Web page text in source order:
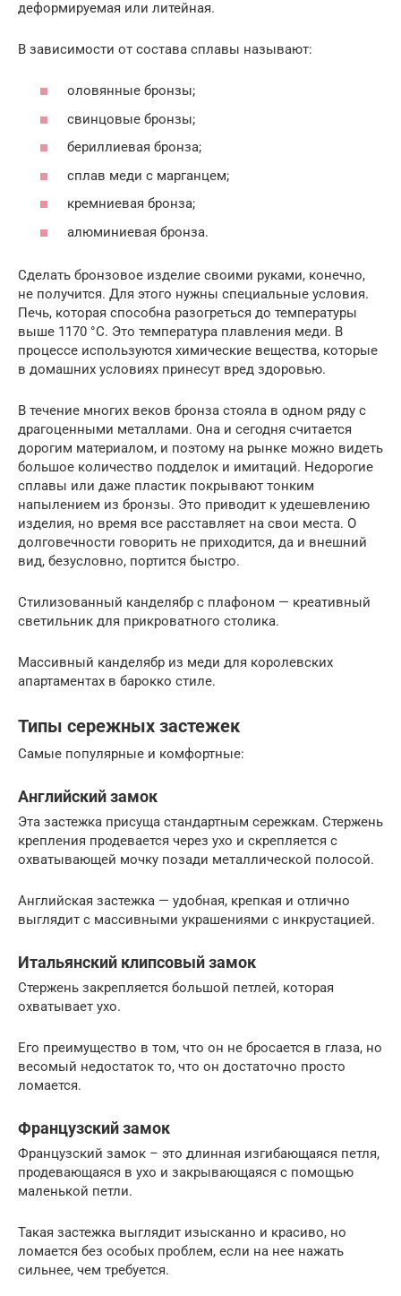
деформируемая или литейная.
В зависимости от состава сплавы называют:
оловянные бронзы;
свинцовые бронзы;
бериллиевая бронза;
сплав меди с марганцем;
кремниевая бронза;
алюминиевая бронза.
Сделать бронзовое изделие своими руками, конечно,
не получится. Для этого нужны специальные условия.
Печь, которая способна разогреться до температуры
выше 1170 °C. Это температура плавления меди. В
процессе используются химические вещества, которые
в домашних условиях принесут вред здоровью.
В течение многих веков бронза стояла в одном ряду с
драгоценными металлами. Она и сегодня считается
дорогим материалом, и поэтому на рынке можно видеть
большое количество подделок и имитаций. Недорогие
сплавы или даже пластик покрывают тонким
напылением из бронзы. Это приводит к удешевлению
изделия, но время все расставляет на свои места. О
долговечности говорить не приходится, да и внешний
вид, безусловно, портится быстро.
Стилизованный канделябр с плафоном — креативный
светильник для прикроватного столика.
Массивный канделябр из меди для королевских
апартаментах в барокко стиле.
Типы сережных застежек
Самые популярные и комфортные:
Английский замок
Эта застежка присуща стандартным сережкам. Стержень
крепления продевается через ухо и скрепляется с
охватывающей мочку позади металлической полосой.
Английская застежка — удобная, крепкая и отлично
выглядит с массивными украшениями с инкрустацией.
Итальянский клипсовый замок
Стержень закрепляется большой петлей, которая
охватывает ухо.
Его преимущество в том, что он не бросается в глаза, но
весомый недостаток то, что он достаточно просто
ломается.
Французский замок
Французский замок – это длинная изгибающаяся петля,
продевающаяся в ухо и закрывающаяся с помощью
маленькой петли.
Такая застежка выглядит изысканно и красиво, но
ломается без особых проблем, если на нее нажать
сильнее, чем требуется.